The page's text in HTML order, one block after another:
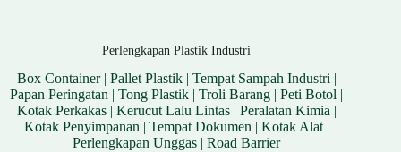
Perlengkapan Plastik Industri
Box Container| Pallet Plastik| Tempat Sampah Industri |
Papan Peringatan |Tong Plastik |Troli Barang |Peti Botol |
Kotak Perkakas| Kerucut Lalu Lintas| Peralatan Kimia |
Kotak Penyimpanan | Tempat Dokumen | Kotak Alat|
Perlengkapan Unggas |Road Barrier